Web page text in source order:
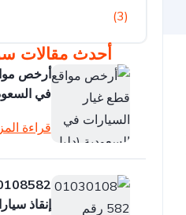
(3)
أحدث مقالات
أرخص
في
قراءة
إنقاذ